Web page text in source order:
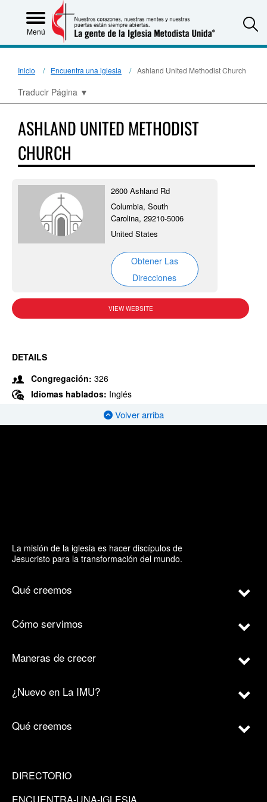
Menú
Inicio Encuentra una iglesia Ashland United Methodist Church
Traducir Página ▼
ASHLAND UNITED METHODIST
CHURCH
2600 Ashland Rd
Columbia, South
Carolina, 29210-5006
United States
Obtener Las
Direcciones
VIEW WEBSITE
DETAILS
Congregación: 326
Idiomas hablados: Inglés
Volver arriba
La misión de la iglesia es hacer discípulos de
Jesucristo para la transformación del mundo.
Qué creemos
Cómo servimos
Maneras de crecer
¿Nuevo en La IMU?
Qué creemos
DIRECTORIO
ENCUENTRA-UNA-IGLESIA